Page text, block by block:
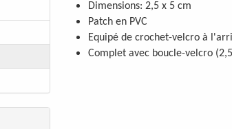
Dimensions: 2,5 x 5 cm
Patch en PVC
Equipé de crochet-velcro à
Complet avec boucle-velcro